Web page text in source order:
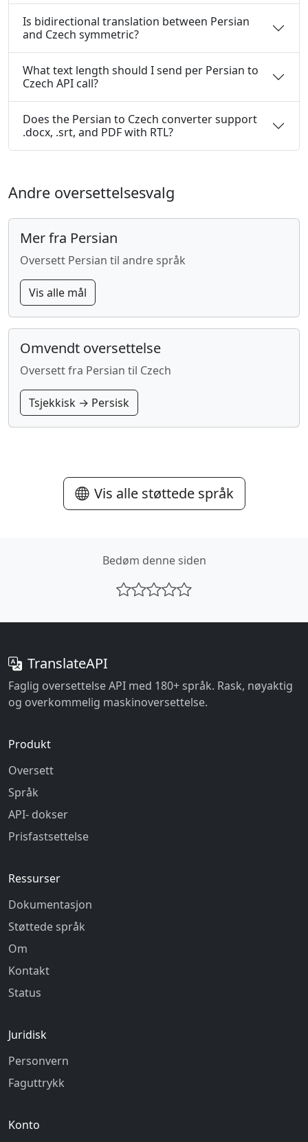
Is bidirectional translation between Persian
and Czech symmetric?
What text length should I send per Persian to
Czech API call?
Does the Persian to Czech converter support
.docx, .srt, and PDF with RTL?
Andre oversettelsesvalg
Mer fra Persian
Oversett Persian til andre språk
Vis alle mål
Omvendt oversettelse
Oversett fra Persian til Czech
Tsjekkisk → Persisk
Vis alle støttede språk
Bedøm denne siden
TranslateAPI
Faglig oversettelse API med 180+ språk. Rask, nøyaktig
og overkommelig maskinoversettelse.
Produkt
Oversett
Språk
API- dokser
Prisfastsettelse
Ressurser
Dokumentasjon
Støttede språk
Om
Kontakt
Status
Juridisk
Personvern
Faguttrykk
Konto